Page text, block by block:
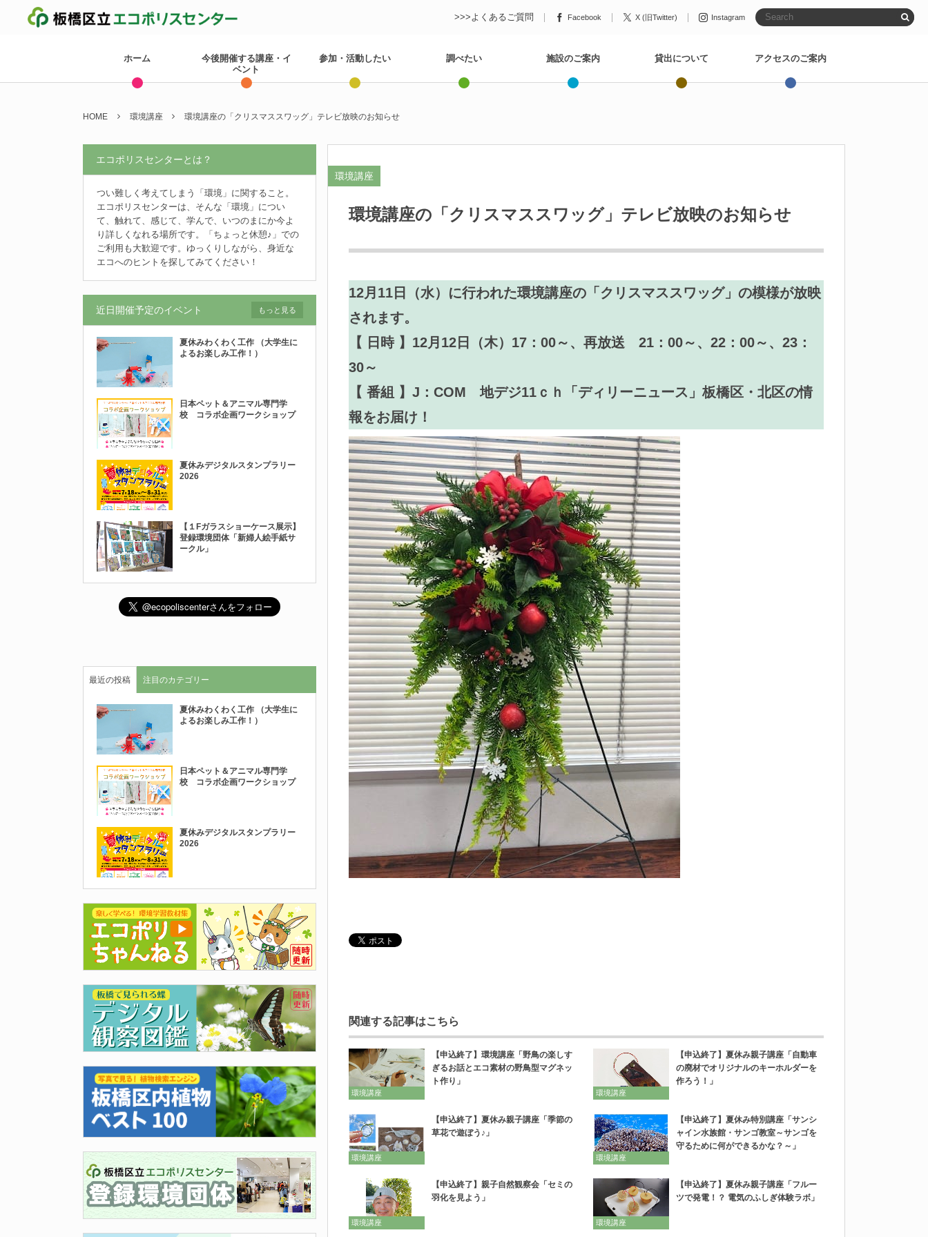
>>>よくあるご質問 Facebook X (旧Twitter) Instagram
ホーム
今後開催する講座・イ
ベント
参加・活動したい 調べたい 施設のご案内 貸出について アクセスのご案内
HOME 環境講座 環境講座の「クリスマススワッグ」テレビ放映のお知らせ
環境講座
環境講座の「クリスマススワッグ」テレビ放映のお知らせ
12月11日（水）に行われた環境講座の「クリスマススワッグ」の模様が放映
されます。
【 日時 】12月12日（木）17：00～、再放送 21：00～、22：00～、23：
30～
【 番組 】J：COM 地デジ11ｃｈ「ディリーニュース」板橋区・北区の情
報をお届け！
関連する記事はこちら
環境講座
【申込終了】環境講座「野鳥の楽しす
ぎるお話とエコ素材の野鳥型マグネッ
ト作り」
環境講座
【申込終了】夏休み親子講座「自動車
の廃材でオリジナルのキーホルダーを
作ろう！」
環境講座
【申込終了】夏休み親子講座「季節の
草花で遊ぼう♪」
環境講座
【申込終了】夏休み特別講座「サンシ
ャイン水族館・サンゴ教室～サンゴを
守るために何ができるかな？～」
環境講座
【申込終了】親子自然観察会「セミの
羽化を見よう」
環境講座
【申込終了】夏休み親子講座「フルー
ツで発電！？ 電気のふしぎ体験ラボ」
エコポリスセンターとは？
つい難しく考えてしまう「環境」に関すること。
エコポリスセンターは、そんな「環境」につい
て、触れて、感じて、学んで、いつのまにか今よ
り詳しくなれる場所です。「ちょっと休憩♪」での
ご利用も大歓迎です。ゆっくりしながら、身近な
エコへのヒントを探してみてください！
近日開催予定のイベント
夏休みわくわく工作 （大学生に
よるお楽しみ工作！）
日本ペット＆アニマル専門学
校 コラボ企画ワークショップ
夏休みデジタルスタンプラリー
2026
【１Fガラスショーケース展示】
登録環境団体「新婦人絵手紙サ
ークル」
もっと見る
最近の投稿 注目のカテゴリー
夏休みわくわく工作 （大学生に
よるお楽しみ工作！）
日本ペット＆アニマル専門学
校 コラボ企画ワークショップ
夏休みデジタルスタンプラリー
2026